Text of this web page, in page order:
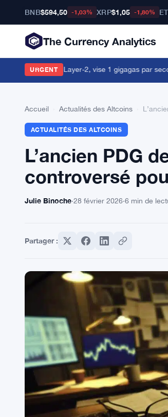
BNB$594,50 -1,03% XRP$1,05 -1,80%
The Currency Analytics
URGENT
sur le mainnet Layer-2, vise 1 gigagas par
Accueil Actualités des Altcoins
ACTUALITÉS DES ALTCOINS
L’ancien PDG
controversé
Julie Binoche·28 février 2026·6 min de
Partager :